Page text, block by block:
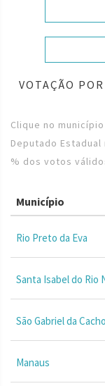
VOTAÇÃO
Clique no
Deputado
% dos votos
Município
Rio Preto da Eva
Santa Isabel do Rio
São Gabriel da
Manaus